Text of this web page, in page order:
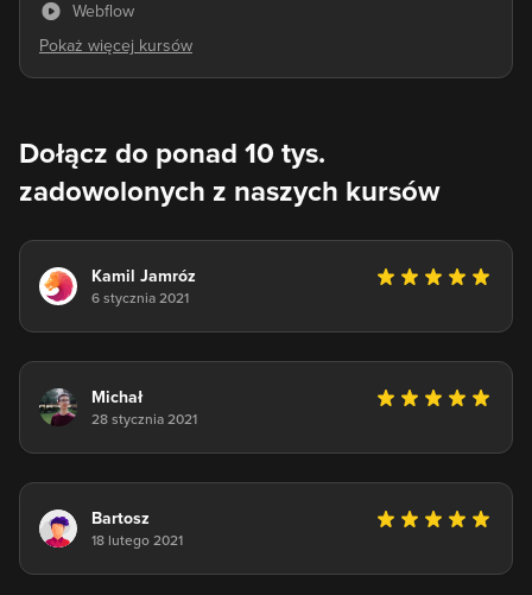
Webflow
Dołącz do ponad 10 tys.
zadowolonych z naszych kursów
Kamil Jamróz
6 stycznia 2021
Michał
28 stycznia 2021
Bartosz
18 lutego 2021